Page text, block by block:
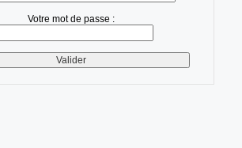
Votre mot de passe :